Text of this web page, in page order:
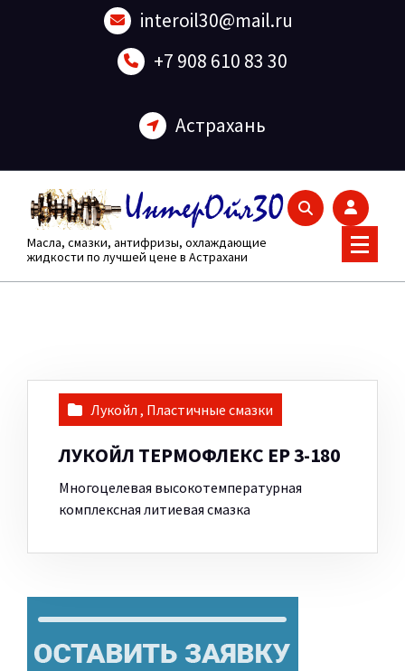
interoil30@mail.ru
+7 908 610 83 30
Астрахань
Масла, смазки, антифризы, охлаждающие
жидкости по лучшей цене в Астрахани
Лукойл , Пластичные смазки
ЛУКОЙЛ ТЕРМОФЛЕКС ЕР 3-180
Многоцелевая высокотемпературная
комплексная литиевая смазка